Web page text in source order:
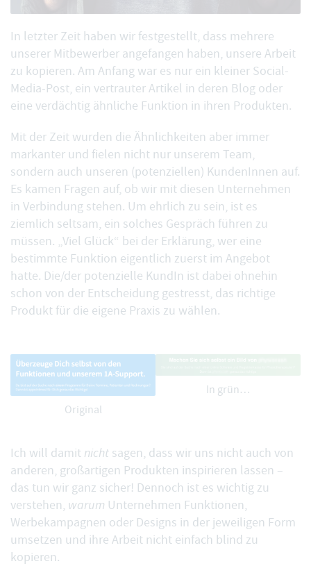
In letzter Zeit haben wir festgestellt, dass mehrere
unserer Mitbewerber angefangen haben, unsere Arbeit
zu kopieren. Am Anfang war es nur ein kleiner Social-
Media-Post, ein vertrauter Artikel in deren Blog oder
eine verdächtig ähnliche Funktion in ihren Produkten.
Mit der Zeit wurden die Ähnlichkeiten aber immer
markanter und fielen nicht nur unserem Team,
sondern auch unseren (potenziellen) KundenInnen auf.
Es kamen Fragen auf, ob wir mit diesen Unternehmen
in Verbindung stehen. Um ehrlich zu sein, ist es
ziemlich seltsam, ein solches Gespräch führen zu
müssen. „Viel Glück“ bei der Erklärung, wer eine
bestimmte Funktion eigentlich zuerst im Angebot
hatte. Die/der potenzielle KundIn ist dabei ohnehin
schon von der Entscheidung gestresst, das richtige
Produkt für die eigene Praxis zu wählen.
Original
In grün…
Ich will damit nicht sagen, dass wir uns nicht auch von
anderen, großartigen Produkten inspirieren lassen –
das tun wir ganz sicher! Dennoch ist es wichtig zu
verstehen, warum Unternehmen Funktionen,
Werbekampagnen oder Designs in der jeweiligen Form
umsetzen und ihre Arbeit nicht einfach blind zu
kopieren.